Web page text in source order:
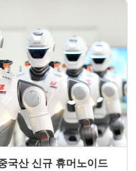
국산 신규 휴머노이드